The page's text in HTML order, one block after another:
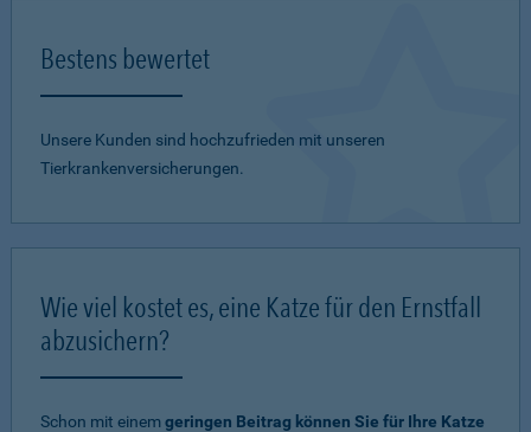
Bestens bewertet
Unsere Kunden sind hochzufrieden mit unseren
Tierkrankenversicherungen.
Wie viel kostet es, eine Katze für den Ernstfall
abzusichern?
Schon mit einemgeringen Beitrag können Sie für Ihre Katze